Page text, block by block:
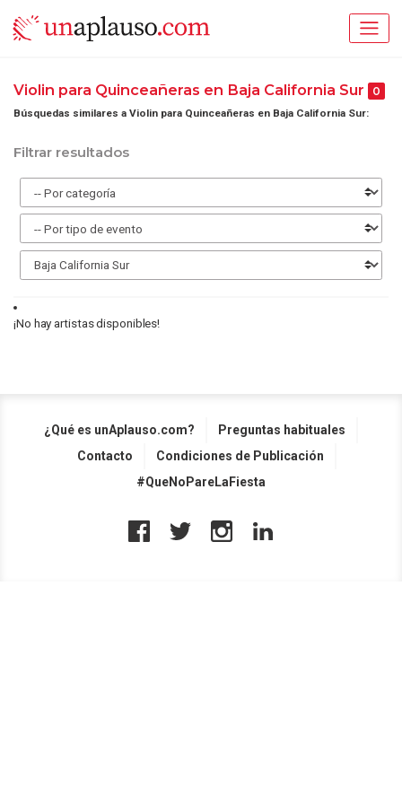
Violin para Quinceañeras en Baja California Sur 0
Búsquedas similares a Violin para Quinceañeras en Baja California Sur:
Filtrar resultados
¡No hay artistas disponibles!
¿Qué es unAplauso.com?
Preguntas habituales
Contacto
Condiciones de Publicación
#QueNoPareLaFiesta